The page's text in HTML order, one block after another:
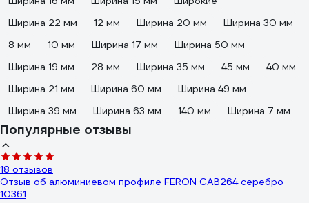
Ширина 22 мм
12 мм Ширина 20 мм
Ширина 30 мм
8 мм
10 мм Ширина 17 мм
Ширина 50 мм
Ширина 19 мм
28 мм Ширина 35 мм 45 мм
40 мм
Ширина 21 мм
Ширина 60 мм
Ширина 49 мм
Ширина 39 мм
Ширина 63 мм 140 мм Ширина 7 мм
Популярные отзывы
18 отзывов
Отзыв об алюминиевом профиле FERON CAB264 серебро
10361